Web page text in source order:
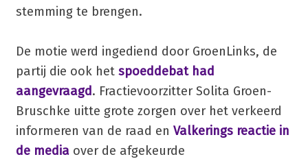
stemming te brengen.
De motie werd ingediend door GroenLinks, de
partij die ook het spoeddebat had
aangevraagd. Fractievoorzitter Solita Groen-
Bruschke uitte grote zorgen over het verkeerd
informeren van de raad en Valkerings reactie in
de mediaover de afgekeurde